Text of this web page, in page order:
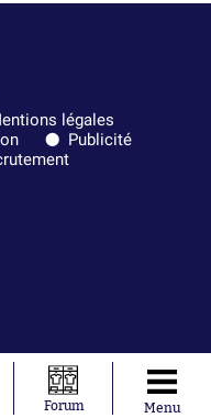
légales
Publicité
Forum Menu